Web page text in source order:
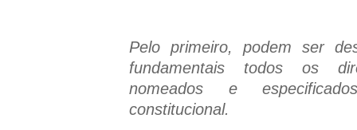
Pelo primeiro, podem ser
fundamentais todos os
nomeados e
constitucional.